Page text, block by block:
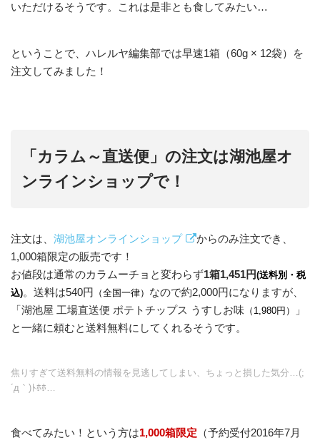
いただけるそうです。これは是非とも食してみたい…
ということで、ハレルヤ編集部では早速1箱（60g × 12袋）を
注文してみました！
「カラム～直送便」の注文は湖池屋オ
ンラインショップで！
注文は、 湖池屋オンラインショップ
からのみ注文でき、
1,000箱限定の販売です！
お値段は通常のカラムーチョと変わらず1箱1,451円(送料別・税
込)。送料は540円 （全国一律） なので約2,000円になりますが、
「湖池屋 工場直送便 ポテトチップス うすしお味 （1,980円）
」
と一緒に頼むと送料無料にしてくれるそうです。
焦りすぎて送料無料の情報を見逃してしまい、ちょっと損した気分…(;
´д｀)ﾄﾎﾎ…
食べてみたい！という方は1,000箱限定 （予約受付2016年7月